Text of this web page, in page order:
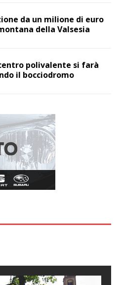
da un milione di euro
della Valsesia
polivalente si farà
il bocciodromo